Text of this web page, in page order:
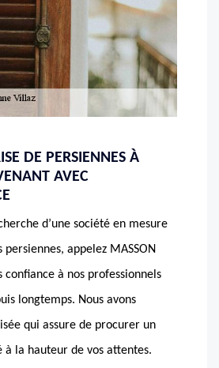
DE PERSIENNES À
AVEC
d’une société en mesure
appelez MASSON
confiance à nos professionnels
longtemps. Nous avons
qui assure de procurer un
à la hauteur de vos attentes.